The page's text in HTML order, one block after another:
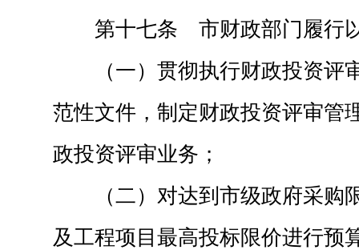
第十七条 市财政部门履行
（一）贯彻执行财政投资
范性文件，制定财政投资评审管
政投资评审业务；
（二）对达到市级政府采
及工程项目最高投标限价进行预